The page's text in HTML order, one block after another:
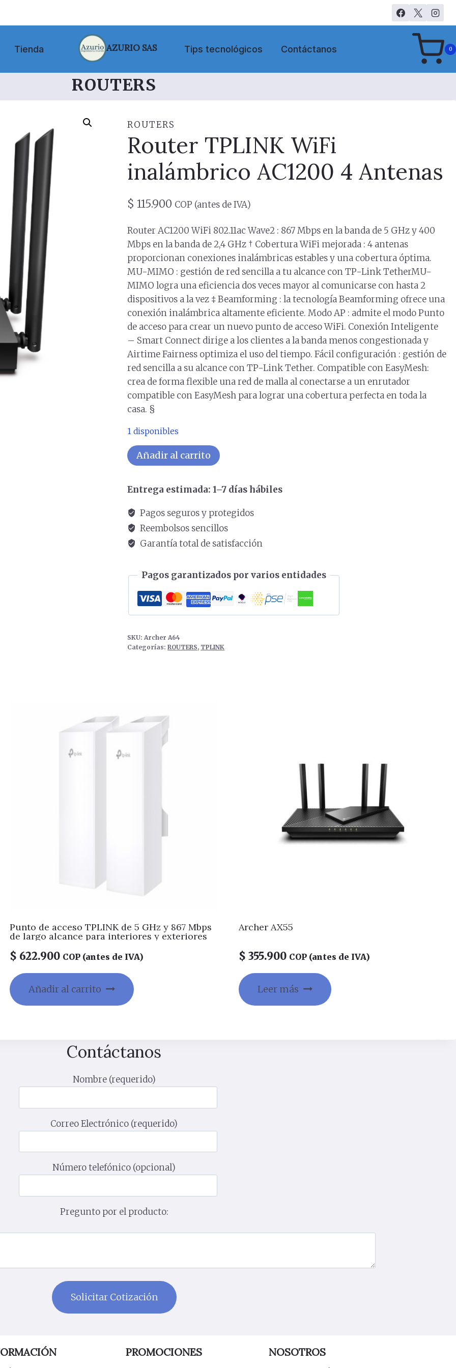
Tienda AZURIO SAS Tips tecnológicos Contáctanos 0
ROUTERS
ROUTERS
Router TPLINK WiFi
inalámbrico AC1200 4 Antenas
$ 115.900 COP (antes de IVA)
Router AC1200 WiFi 802.11ac Wave2 : 867 Mbps en la banda de 5 GHz y 400
Mbps en la banda de 2,4 GHz † Cobertura WiFi mejorada : 4 antenas
proporcionan conexiones inalámbricas estables y una cobertura óptima.
MU-MIMO : gestión de red sencilla a tu alcance con TP-Link TetherMU-
MIMO logra una eficiencia dos veces mayor al comunicarse con hasta 2
dispositivos a la vez ‡ Beamforming : la tecnología Beamforming ofrece una
conexión inalámbrica altamente eficiente. Modo AP : admite el modo Punto
de acceso para crear un nuevo punto de acceso WiFi. Conexión Inteligente
– Smart Connect dirige a los clientes a la banda menos congestionada y
Airtime Fairness optimiza el uso del tiempo. Fácil configuración : gestión de
red sencilla a su alcance con TP-Link Tether. Compatible con EasyMesh:
crea de forma flexible una red de malla al conectarse a un enrutador
compatible con EasyMesh para lograr una cobertura perfecta en toda la
casa. §
1 disponibles
Router
TPLINK
inalámbrico
AC1200
4
Antenas
cantidad
Añadir al carrito
Entrega estimada: 1–7 días hábiles
Pagos seguros y protegidos
Reembolsos sencillos
Garantía total de satisfacción
Pagos garantizados por varios entidades
SKU:Archer A64
Categorías:ROUTERS, TPLINK
Punto de acceso TPLINK de 5 GHz y 867 Mbps
de largo alcance para interiores y exteriores
$ 622.900 COP (antes de IVA)
Añadir al carrito
Archer AX55
$ 355.900 COP (antes de IVA)
Leer más
Contáctanos
Nombre (requerido)
Correo Electrónico (requerido)
Número telefónico (opcional)
Pregunto por el producto:
PROMOCIONES NOSOTROS